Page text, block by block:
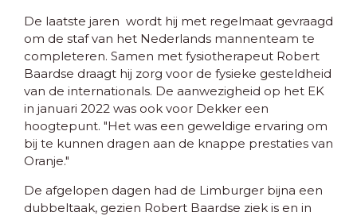
De laatste jaren wordt hij met regelmaat gevraagd
om de staf van het Nederlands mannenteam te
completeren. Samen met fysiotherapeut Robert
Baardse draagt hij zorg voor de fysieke gesteldheid
van de internationals. De aanwezigheid op het EK
in januari 2022 was ook voor Dekker een
hoogtepunt. "Het was een geweldige ervaring om
bij te kunnen dragen aan de knappe prestaties van
Oranje."
De afgelopen dagen had de Limburger bijna een
dubbeltaak, gezien Robert Baardse ziek is en in